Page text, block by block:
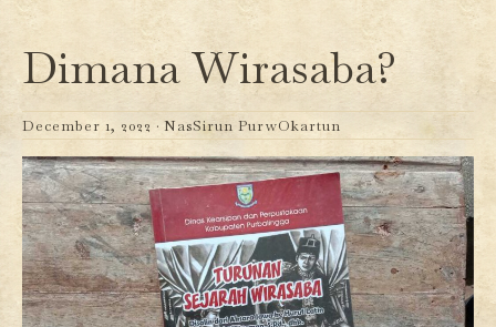
Dimana Wirasaba?
December 1, 2022 · NasSirun PurwOkartun